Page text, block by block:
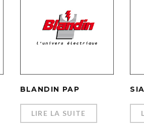
BLANDIN PAP
LIRE LA SUITE